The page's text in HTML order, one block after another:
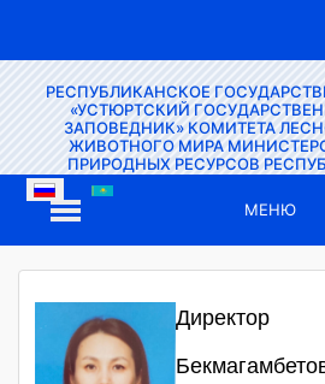
РЕСПУБЛИКАНСКОЕ
«УСТЮРТСКИЙ
ЗАПОВЕДНИК» КОМИТЕТА
ЖИВОТНОГО МИРА
ПРИРОДНЫХ РЕСУРСОВ
МЕНЮ
Директор